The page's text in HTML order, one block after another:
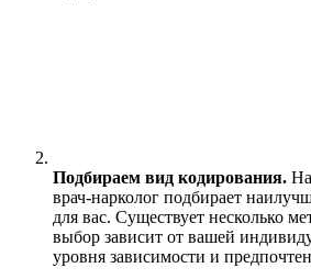
Подбираем вид кодирования.
врач-нарколог подбирает
для вас. Существует несколько
выбор зависит от вашей
уровня зависимости и